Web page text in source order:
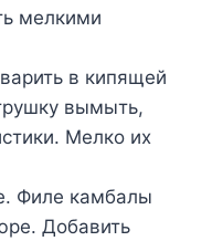
мелкими
в кипящей
вымыть,
Мелко их
Филе камбалы
Добавить